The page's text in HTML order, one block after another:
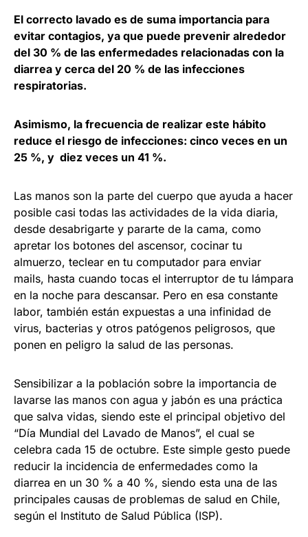
El correcto lavado es de suma importancia para
evitar contagios, ya que puede prevenir alrededor
del 30 % de las enfermedades relacionadas con la
diarrea y cerca del 20 % de las infecciones
respiratorias.
Asimismo, la frecuencia de realizar este hábito
reduce el riesgo de infecciones: cinco veces en un
25 %, y diez veces un 41 %.
Las manos son la parte del cuerpo que ayuda a hacer
posible casi todas las actividades de la vida diaria,
desde desabrigarte y pararte de la cama, como
apretar los botones del ascensor, cocinar tu
almuerzo, teclear en tu computador para enviar
mails, hasta cuando tocas el interruptor de tu lámpara
en la noche para descansar. Pero en esa constante
labor, también están expuestas a una infinidad de
virus, bacterias y otros patógenos peligrosos, que
ponen en peligro la salud de las personas.
Sensibilizar a la población sobre la importancia de
lavarse las manos con agua y jabón es una práctica
que salva vidas, siendo este el principal objetivo del
“Día Mundial del Lavado de Manos”, el cual se
celebra cada 15 de octubre. Este simple gesto puede
reducir la incidencia de enfermedades como la
diarrea en un 30 % a 40 %, siendo esta una de las
principales causas de problemas de salud en Chile,
según el Instituto de Salud Pública (ISP).